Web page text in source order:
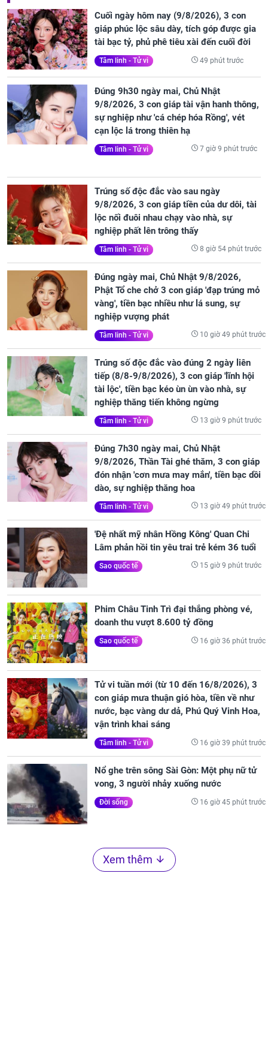
Cuối ngày hôm nay (9/8/2026), 3 con
giáp phúc lộc sâu dày, tích góp được gia
tài bạc tỷ, phủ phê tiêu xài đến cuối đời
Tâm linh - Tử vi 49 phút trước
Đúng 9h30 ngày mai, Chủ Nhật
9/8/2026, 3 con giáp tài vận hanh thông,
sự nghiệp như 'cá chép hóa Rồng', vét
cạn lộc lá trong thiên hạ
Tâm linh - Tử vi 7 giờ 9 phút trước
Trúng số độc đắc vào sau ngày
9/8/2026, 3 con giáp tiền của dư dôi, tài
lộc nối đuôi nhau chạy vào nhà, sự
nghiệp phất lên trông thấy
Tâm linh - Tử vi 8 giờ 54 phút trước
Đúng ngày mai, Chủ Nhật 9/8/2026,
Phật Tổ che chở 3 con giáp 'đạp trúng mỏ
vàng', tiền bạc nhiều như lá sung, sự
nghiệp vượng phát
Tâm linh - Tử vi 10 giờ 49 phút trước
Trúng số độc đắc vào đúng 2 ngày liên
tiếp (8/8-9/8/2026), 3 con giáp 'lĩnh hội
tài lộc', tiền bạc kéo ùn ùn vào nhà, sự
nghiệp thăng tiến không ngừng
Tâm linh - Tử vi 13 giờ 9 phút trước
Đúng 7h30 ngày mai, Chủ Nhật
9/8/2026, Thần Tài ghé thăm, 3 con giáp
đón nhận 'cơn mưa may mắn', tiền bạc dồi
dào, sự nghiệp thăng hoa
Tâm linh - Tử vi 13 giờ 49 phút trước
'Đệ nhất mỹ nhân Hồng Kông' Quan Chi
Lâm phản hồi tin yêu trai trẻ kém 36 tuổi
Sao quốc tế 15 giờ 9 phút trước
Phim Châu Tinh Trì đại thắng phòng vé,
doanh thu vượt 8.600 tỷ đồng
Sao quốc tế 16 giờ 36 phút trước
Tử vi tuần mới (từ 10 đến 16/8/2026), 3
con giáp mưa thuận gió hòa, tiền về như
nước, bạc vàng dư dả, Phú Quý Vinh Hoa,
vận trình khai sáng
Tâm linh - Tử vi 16 giờ 39 phút trước
Nổ ghe trên sông Sài Gòn: Một phụ nữ tử
vong, 3 người nhảy xuống nước
Đời sống 16 giờ 45 phút trước
Xem thêm